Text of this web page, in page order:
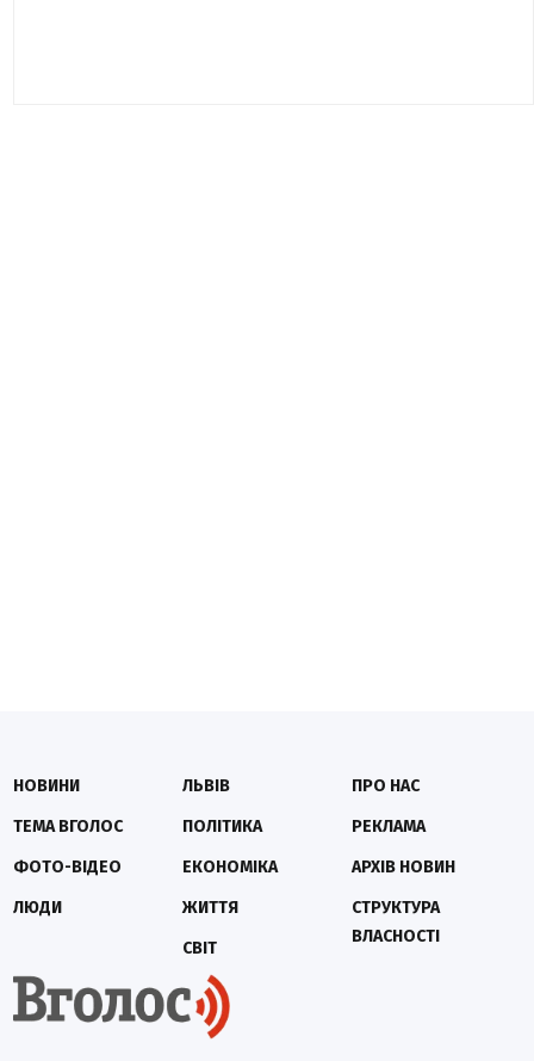
НОВИНИ
ТЕМА ВГОЛОС
ФОТО-ВІДЕО
ЛЮДИ
ЛЬВІВ
ПОЛІТИКА
ЕКОНОМІКА
ЖИТТЯ
СВІТ
ПРО НАС
РЕКЛАМА
АРХІВ НОВИН
СТРУКТУРА
ВЛАСНОСТІ